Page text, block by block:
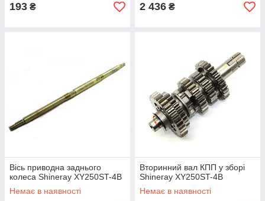
193 ₴ 2 436 ₴
Вісь приводна заднього
колеса Shineray XY250ST-4B
Немає в наявності
Вторинний вал КПП у зборі
Shineray XY250ST-4B
Немає в наявності